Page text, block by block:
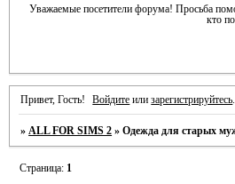
Уважаемые посетители форума! Просьба
кто
Привет, Гость! Войдите илизарегистрируйтесь
» ALL FOR SIMS 2 »Одежда для старых
Страница: 1